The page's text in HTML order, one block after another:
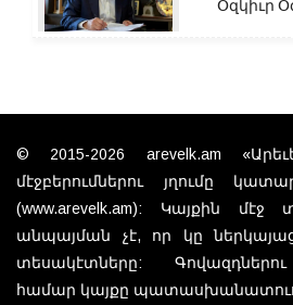
Օզկիւր
© 2015-2026 arevelk.am
մէջբերումներու յղումը
(www.arevelk.am): Կայքին
անպայման չէ, որ կը
տեսակէտները:
համար կայքը